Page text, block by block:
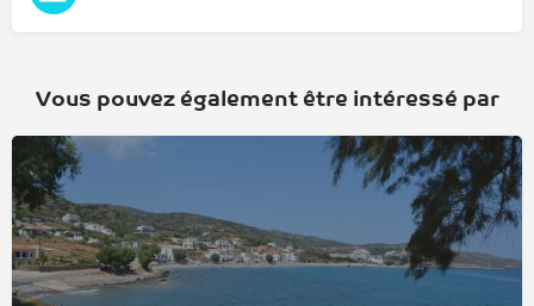
Vous pouvez également être intéressé par